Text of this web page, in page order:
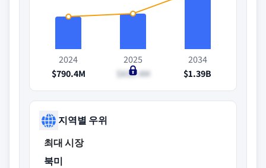
2024
$790.4M
2025
$831.4M
2034
$1.39B
지역별 우위
최대 시장
북미